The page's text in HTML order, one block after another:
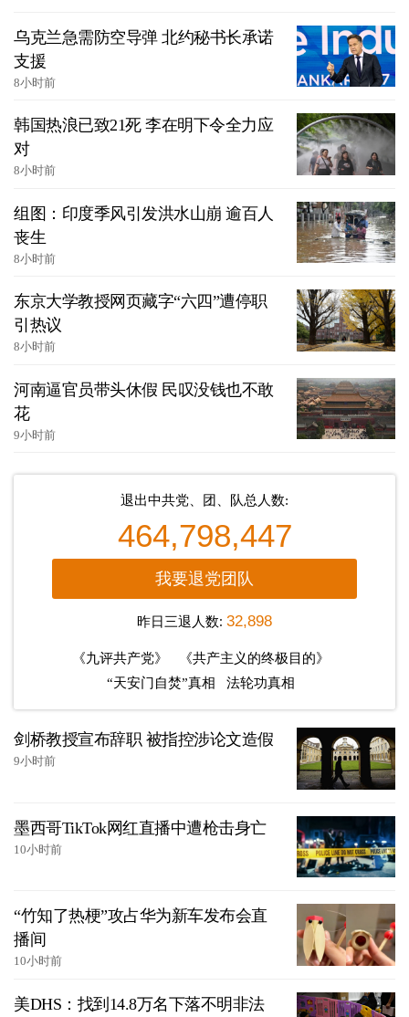
乌克兰急需防空导弹 北约秘书长承诺
支援
8小时前
韩国热浪已致21死 李在明下令全力应
对
8小时前
组图：印度季风引发洪水山崩 逾百人
丧生
8小时前
东京大学教授网页藏字“六四”遭停职
引热议
8小时前
河南逼官员带头休假 民叹没钱也不敢
花
9小时前
退出中共党、团、队总人数:
464,798,447
我要退党团队
昨日三退人数: 32,898
《九评共产党》
《共产主义的终极目的》
“天安门自焚”真相
法轮功真相
剑桥教授宣布辞职 被指控涉论文造假
9小时前
墨西哥TikTok网红直播中遭枪击身亡
10小时前
“竹知了热梗”攻占华为新车发布会直
播间
10小时前
美DHS：找到14.8万名下落不明非法